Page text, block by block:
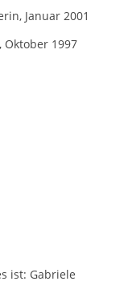
Januar 2001
Oktober 1997
ist: Gabriele